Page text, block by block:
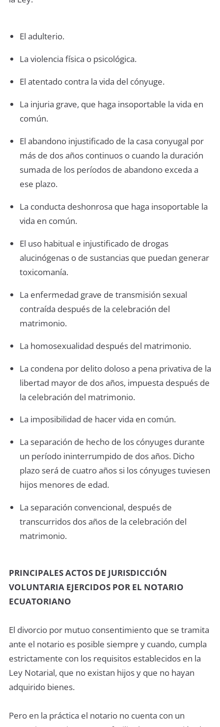
El adulterio.
La violencia física o psicológica.
El atentado contra la vida del cónyuge.
La injuria grave, que haga insoportable la vida en
común.
El abandono injustificado de la casa conyugal por
más de dos años continuos o cuando la duración
sumada de los períodos de abandono exceda a
ese plazo.
La conducta deshonrosa que haga insoportable la
vida en común.
El uso habitual e injustificado de drogas
alucinógenas o de sustancias que puedan generar
toxicomanía.
La enfermedad grave de transmisión sexual
contraída después de la celebración del
matrimonio.
La homosexualidad después del matrimonio.
La condena por delito doloso a pena privativa de la
libertad mayor de dos años, impuesta después de
la celebración del matrimonio.
La imposibilidad de hacer vida en común.
La separación de hecho de los cónyuges durante
un período ininterrumpido de dos años. Dicho
plazo será de cuatro años si los cónyuges tuviesen
hijos menores de edad.
La separación convencional, después de
transcurridos dos años de la celebración del
matrimonio.
PRINCIPALES ACTOS DE JURISDICCIÓN
VOLUNTARIA EJERCIDOS POR EL NOTARIO
ECUATORIANO
El divorcio por mutuo consentimiento que se tramita
ante el notario es posible siempre y cuando, cumpla
estrictamente con los requisitos establecidos en la
Ley Notarial, que no existan hijos y que no hayan
adquirido bienes.
Pero en la práctica el notario no cuenta con un